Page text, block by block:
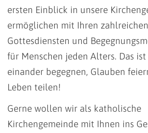
ersten Einblick in unsere
ermöglichen mit Ihren
Gottesdiensten und
für Menschen jeden Alters. Das
einander begegnen, Glauben
Leben teilen!
Gerne wollen wir als katholische
Kirchengemeinde mit Ihnen ins